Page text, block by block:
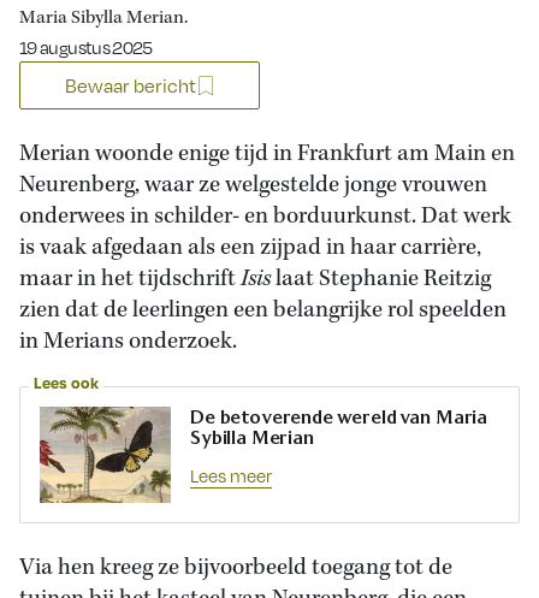
Maria Sibylla Merian.
Gepubliceerd op:
19 augustus 2025
Bewaar bericht
Merian woonde enige tijd in Frankfurt am Main en
Neurenberg, waar ze welgestelde jonge vrouwen
onderwees in schilder- en borduurkunst. Dat werk
is vaak afgedaan als een zijpad in haar carrière,
maar in het tijdschriftIsislaat Stephanie Reitzig
zien dat de leerlingen een belangrijke rol speelden
in Merians onderzoek.
Lees ook
De betoverende wereld van Maria
Sybilla Merian
Lees meer
Via hen kreeg ze bijvoorbeeld toegang tot de